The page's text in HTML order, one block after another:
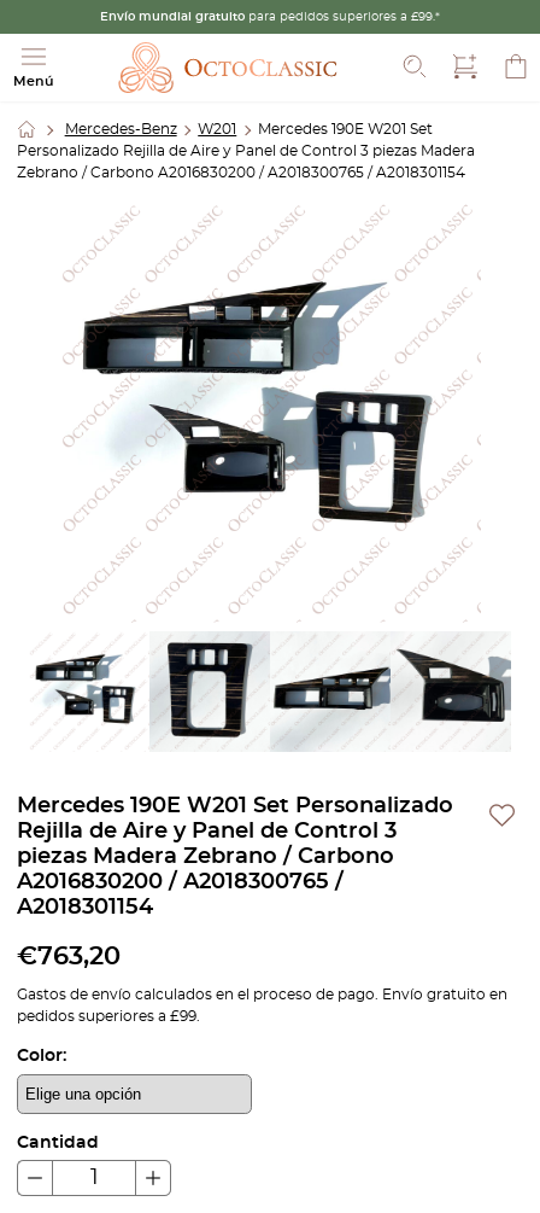
Envío mundial gratuito para pedidos superiores a £99.*
Menú
Mercedes-Benz W201
Mercedes 190E W201 Set
Personalizado Rejilla de Aire y Panel de Control 3 piezas Madera
Zebrano / Carbono A2016830200 / A2018300765 / A2018301154
Mercedes 190E W201 Set Personalizado
Rejilla de Aire y Panel de Control 3
piezas Madera Zebrano / Carbono
A2016830200 / A2018300765 /
A2018301154
€763,20
Gastos de envío calculados en el proceso de pago. Envío gratuito en
pedidos superiores a £99.
Color:
Cantidad